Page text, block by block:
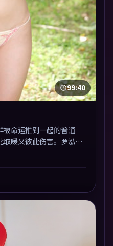
99:40
命运推到一起的普通
暖又彼此伤害。罗泓轸
，映后讨论度颇高。片